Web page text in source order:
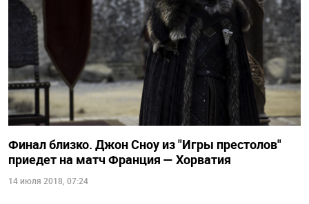
Финал близко. Джон Сноу из "Игры престолов"
приедет на матч Франция — Хорватия
14 июля 2018, 07:24